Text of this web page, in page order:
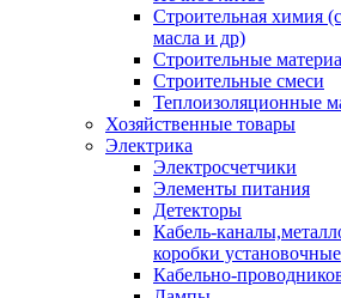
Строительная химия
масла и др)
Строительные
Строительные смеси
Теплоизоляционные
Хозяйственные товары
Электрика
Электросчетчики
Элементы питания
Детекторы
Кабель-
коробки установочные
Кабельно-